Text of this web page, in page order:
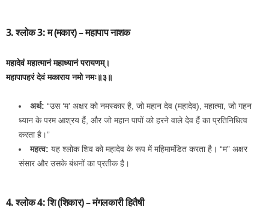
3. श्लोक 3: म (मकार) – महापाप नाशक
महादेवं महात्मानं महाध्यानं परायणम्।
महापापहरं देवं मकाराय नमो नमः॥३॥
अर्थ: “उस ‘म’ अक्षर को नमस्कार है, जो महान देव (महादेव), महात्मा, जो गहन
ध्यान के परम आश्रय हैं, और जो महान पापों को हरने वाले देव हैं का प्रतिनिधित्व
करता है।”
महत्व: यह श्लोक शिव को महादेव के रूप में महिमामंडित करता है। “म” अक्षर
संसार और उसके बंधनों का प्रतीक है।
4. श्लोक 4: शि (शिकार) – मंगलकारी हितैषी